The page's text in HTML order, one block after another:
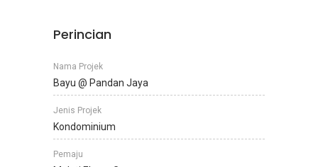
Perincian
Nama Projek
Bayu @ Pandan Jaya
Jenis Projek
Kondominium
Pemaju